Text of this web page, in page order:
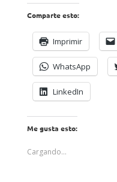
Comparte esto:
Imprimir
WhatsApp
LinkedIn
Me gusta esto:
Cargando...